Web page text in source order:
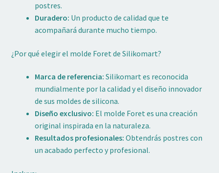
postres.
Duradero: Un producto de calidad que te
acompañará durante mucho tiempo.
¿Por qué elegir el molde Foret de Silikomart?
Marca de referencia: Silikomart es reconocida
mundialmente por la calidad y el diseño innovador
de sus moldes de silicona.
Diseño exclusivo: El molde Foret es una creación
original inspirada en la naturaleza.
Resultados profesionales: Obtendrás postres con
un acabado perfecto y profesional.